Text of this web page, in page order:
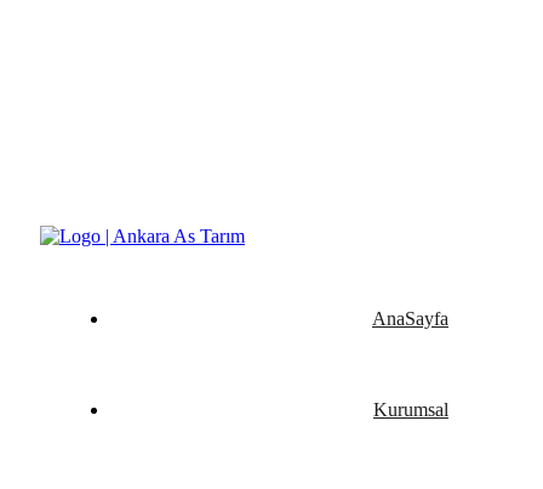
Yeşilin ve Verimin Tüm Formu Ankara As Tarım
AnaSayfa
Kurumsal